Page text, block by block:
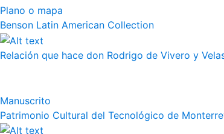
Plano o mapa
Benson Latin American Collection
Relación que hace don Rodrigo de Vivero y
Manuscrito
Patrimonio Cultural del Tecnológico de